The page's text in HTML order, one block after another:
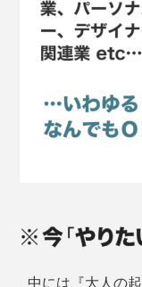
中には『大人の